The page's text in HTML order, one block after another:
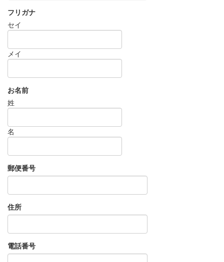
フリガナ
セイ
メイ
お名前
姓
名
郵便番号
住所
電話番号